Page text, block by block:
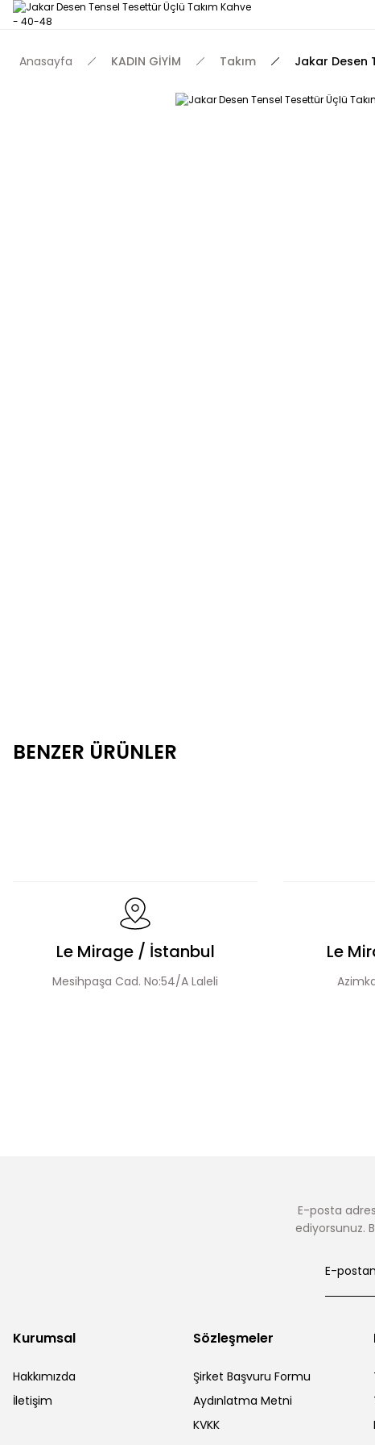
Anasayfa KADIN GİYİM Takım Jakar Desen
BENZER ÜRÜNLER
El Yapımı Boncuk İşlemeli Yakası Fırfırlı Ceket Etek Takım
Le Mirage / İstanbul
Mesihpaşa Cad. No:54/A Laleli
Le
E-posta
ediyorsunuz.
Kurumsal
Hakkımızda
İletişim
Sözleşmeler
Şirket Başvuru Formu
Aydınlatma Metni
KVKK